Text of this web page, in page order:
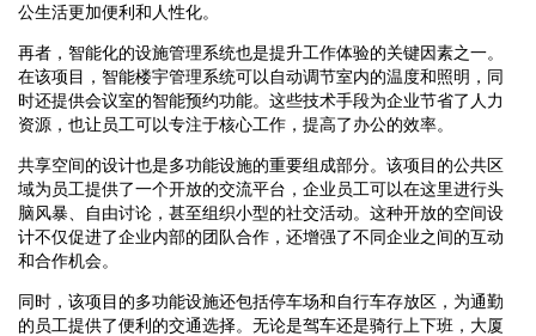
公生活更加便利和人性化。
再者，智能化的设施管理系统也是提升工作体验的关键因素之一。
在该项目，智能楼宇管理系统可以自动调节室内的温度和照明，同
时还提供会议室的智能预约功能。这些技术手段为企业节省了人力
资源，也让员工可以专注于核心工作，提高了办公的效率。
共享空间的设计也是多功能设施的重要组成部分。该项目的公共区
域为员工提供了一个开放的交流平台，企业员工可以在这里进行头
脑风暴、自由讨论，甚至组织小型的社交活动。这种开放的空间设
计不仅促进了企业内部的团队合作，还增强了不同企业之间的互动
和合作机会。
同时，该项目的多功能设施还包括停车场和自行车存放区，为通勤
的员工提供了便利的交通选择。无论是驾车还是骑行上下班，大厦